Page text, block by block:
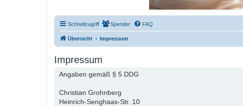
Schnellzugriff Spender FAQ
Übersicht Impressum
Impressum
Angaben gemäß § 5 DDG
Christian Grohnberg
Heinrich-Senghaas-Str. 10